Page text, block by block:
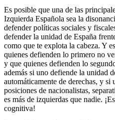
Es posible que una de las
Izquierda Española sea la
defender políticas sociales y
defender la unidad de España
como que te explota la cabeza. Y
quienes defienden lo primero no
y que quienes defienden lo
además si uno defiende la unidad
automáticamente de derechas, y si
posiciones de nacionalistas,
es más de izquierdas que nadie.
cognitiva!